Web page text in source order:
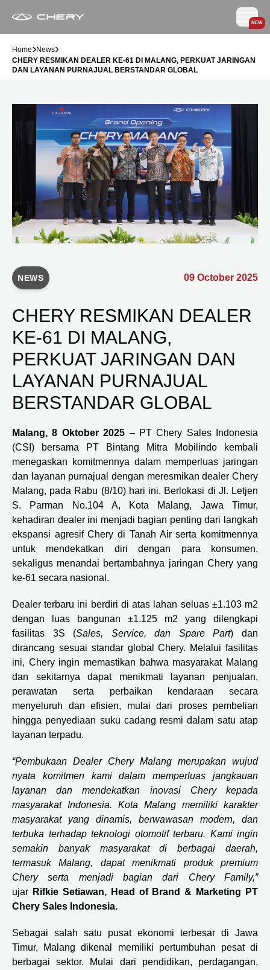
NEW
Home News
CHERY RESMIKAN DEALER KE-61 DI MALANG, PERKUAT JARINGAN
DAN LAYANAN PURNAJUAL BERSTANDAR GLOBAL
NEWS 09 October 2025
CHERY RESMIKAN DEALER
KE-61 DI MALANG,
PERKUAT JARINGAN DAN
LAYANAN PURNAJUAL
BERSTANDAR GLOBAL
Malang, 8 Oktober 2025 – PT Chery Sales Indonesia
(CSI) bersama PT Bintang Mitra Mobilindo kembali
menegaskan komitmennya dalam memperluas jaringan
dan layanan purnajual dengan meresmikan dealer Chery
Malang, pada Rabu (8/10) hari ini. Berlokasi di Jl. Letjen
S. Parman No.104 A, Kota Malang, Jawa Timur,
kehadiran dealer ini menjadi bagian penting dari langkah
ekspansi agresif Chery di Tanah Air serta komitmennya
untuk mendekatkan diri dengan para konsumen,
sekaligus menandai bertambahnya jaringan Chery yang
ke-61 secara nasional.
Dealer terbaru ini berdiri di atas lahan seluas ±1.103 m2
dengan luas bangunan ±1.125 m2 yang dilengkapi
fasilitas 3S (Sales, Service, dan Spare Part) dan
dirancang sesuai standar global Chery. Melalui fasilitas
ini, Chery ingin memastikan bahwa masyarakat Malang
dan sekitarnya dapat menikmati layanan penjualan,
perawatan serta perbaikan kendaraan secara
menyeluruh dan efisien, mulai dari proses pembelian
hingga penyediaan suku cadang resmi dalam satu atap
layanan terpadu.
“Pembukaan Dealer Chery Malang merupakan wujud
nyata komitmen kami dalam memperluas jangkauan
layanan dan mendekatkan inovasi Chery kepada
masyarakat Indonesia. Kota Malang memiliki karakter
masyarakat yang dinamis, berwawasan modern, dan
terbuka terhadap teknologi otomotif terbaru. Kami ingin
semakin banyak masyarakat di berbagai daerah,
termasuk Malang, dapat menikmati produk premium
Chery serta menjadi bagian dari Chery Family,”
ujar Rifkie Setiawan, Head of Brand & Marketing PT
Chery Sales Indonesia.
Sebagai salah satu pusat ekonomi terbesar di Jawa
Timur, Malang dikenal memiliki pertumbuhan pesat di
berbagai sektor. Mulai dari pendidikan, perdagangan,